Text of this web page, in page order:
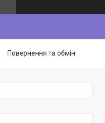
Повернення та обмін